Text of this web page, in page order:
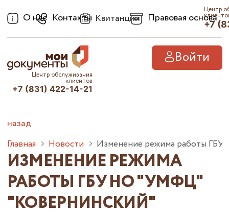
О нас Контакты Квитанции Правовая основа
Центр
+7
Войти
Центр обслуживания
клиентов
+7 (831) 422-14-21
назад
Главная Новости Изменение режима работы
ИЗМЕНЕНИЕ РЕЖИМА
РАБОТЫ ГБУ НО "УМФЦ"
"КОВЕРНИНСКИЙ"